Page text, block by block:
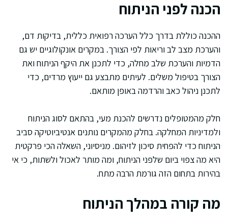
הכנה לפני הניתוח
ההכנה כוללת בדרך כלל הערכה רפואית כללית, בדיקות דם,
והערכת מצב לב וריאות לפי הצורך. במקרים אונקולוגיים יש גם
הדמיות והערכת שלב מחלה, כדי לתכנן את היקף הניתוח ואת
הצורך בטיפול משלים. לעיתים מתבצע גם ייעוץ מרדים, כדי
לתכנן ניהול כאב והרדמה באופן מותאם.
חלק מהמטופלים נדרשים להכנת מעי, בהתאם לסוג הניתוח
ולמדיניות המחלקה. בחלק מהמקרים נותנים אנטיביוטיקה סביב
הניתוח כדי להפחית סיכון לזיהום. מניסיוני, השאלה הכי פרקטית
היא מה צפוי ביום שלפני הניתוח, ומה מותר לאכול ולשתות, כי אי
בהירות בתחום הזה גורמת הרבה מתח.
מה קורה במהלך הניתוח